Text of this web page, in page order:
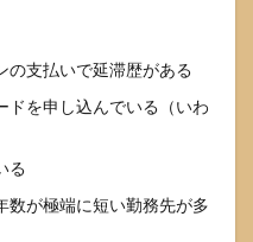
の支払いで延滞歴がある
ドを申し込んでいる（いわ
る
数が極端に短い勤務先が多